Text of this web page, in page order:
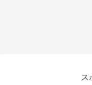
ス